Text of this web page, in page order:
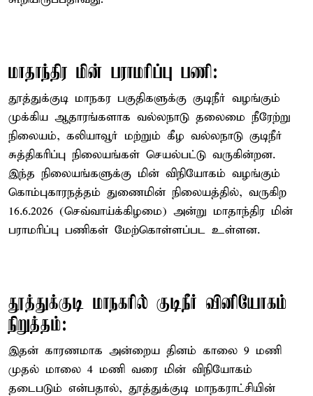
மாதாந்திர மின் பராமரிப்பு பணி:
தூத்துக்குடி மாநகர பகுதிகளுக்கு குடிநீர் வழங்கும்
முக்கிய ஆதாரங்களாக வல்லநாடு தலைமை நீரேற்று
நிலையம், கலியாவூர் மற்றும் கீழ வல்லநாடு குடிநீர்
சுத்திகரிப்பு நிலையங்கள் செயல்பட்டு வருகின்றன.
இந்த நிலையங்களுக்கு மின் விநியோகம் வழங்கும்
கொம்புகாரநத்தம் துணைமின் நிலையத்தில், வருகிற
16.6.2026 (செவ்வாய்க்கிழமை) அன்று மாதாந்திர மின்
பராமரிப்பு பணிகள் மேற்கொள்ளப்பட உள்ளன.
தூத்துக்குடி மாநகரில் குடிநீர் வினியோகம்
நிறுத்தம்:
இதன் காரணமாக அன்றைய தினம் காலை 9 மணி
முதல் மாலை 4 மணி வரை மின் விநியோகம்
தடைபடும் என்பதால், தூத்துக்குடி மாநகராட்சியின்